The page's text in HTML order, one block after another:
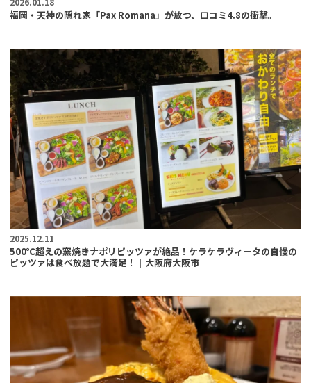
福岡・天神の隠れ家「Pax Romana」が放つ、口コミ4.8の衝撃。
2025.12.11
500℃超えの窯焼きナポリピッツァが絶品！ケラケラヴィータの自慢の
ピッツァは食べ放題で大満足！｜大阪府大阪市